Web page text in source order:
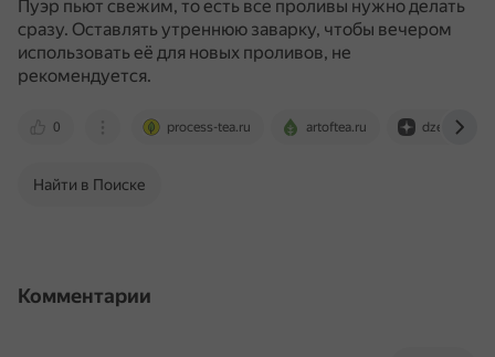
Пуэр пьют свежим, то есть все проливы нужно делать
сразу. Оставлять утреннюю заварку, чтобы вечером
использовать её для новых проливов, не
рекомендуется.
0 process-tea.ru artoftea.ru dzen.ru
Найти в Поиске
Комментарии